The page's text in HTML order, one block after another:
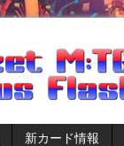
新カード情報